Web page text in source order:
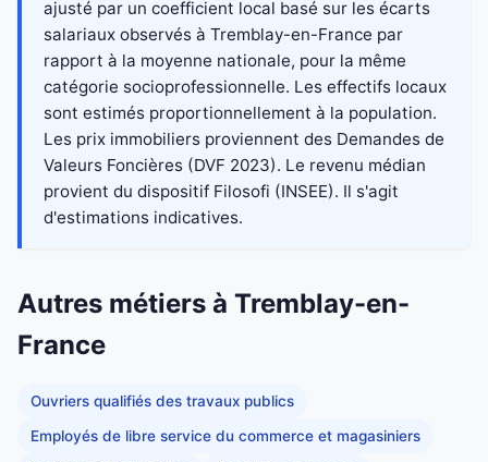
ajusté par un coefficient local basé sur les écarts
salariaux observés à Tremblay-en-France par
rapport à la moyenne nationale, pour la même
catégorie socioprofessionnelle. Les effectifs locaux
sont estimés proportionnellement à la population.
Les prix immobiliers proviennent des Demandes de
Valeurs Foncières (DVF 2023). Le revenu médian
provient du dispositif Filosofi (INSEE). Il s'agit
d'estimations indicatives.
Autres métiers à Tremblay-en-
France
Ouvriers qualifiés des travaux publics
Employés de libre service du commerce et magasiniers